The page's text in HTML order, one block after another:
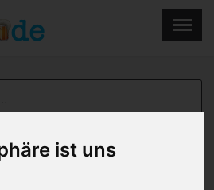
ist uns
Destille
Menu ×